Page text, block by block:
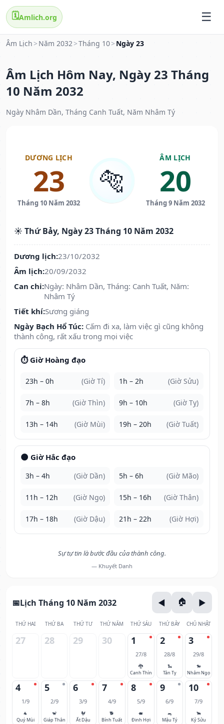
🗓️Amlich.org
Âm Lịch > Năm 2032>Tháng 10> Ngày 23
Âm Lịch Hôm Nay, Ngày 23 Tháng
10 Năm 2032
Ngày Nhâm Dần, Tháng Canh Tuất, Năm Nhâm Tý
DƯƠNG LỊCH
23
Tháng 10 Năm 2032
🐅
ÂM LỊCH
20
Tháng 9 Năm 2032
☀️ Thứ Bảy, Ngày 23 Tháng 10 Năm 2032
Dương lịch:23/10/2032
Âm lịch:20/09/2032
Can chi:Ngày: Nhâm Dần, Tháng: Canh Tuất, Năm:
Nhâm Tý
Tiết khí:Sương giáng
Ngày Bạch Hổ Túc: Cấm đi xa, làm việc gì cũng không
thành công, rất xấu trong mọi việc
⏱️ Giờ Hoàng đạo
23h – 0h (Giờ Tí) 1h – 2h (Giờ Sửu)
7h – 8h (Giờ Thìn) 9h – 10h (Giờ Tỵ)
13h – 14h (Giờ Mùi) 19h – 20h (Giờ Tuất)
🌑 Giờ Hắc đạo
3h – 4h (Giờ Dần) 5h – 6h (Giờ Mão)
11h – 12h (Giờ Ngọ) 15h – 16h (Giờ Thân)
17h – 18h (Giờ Dậu) 21h – 22h (Giờ Hợi)
Sự tự tin là bước đầu của thành công.
— Khuyết Danh
Lịch Tháng 10 Năm 2032
THỨ HAI THỨ BA THỨ TƯ THỨ NĂM THỨ SÁU THỨ BẢY CHỦ NHẬT
27 28 29 30 1
27/8
🐉
Canh Thìn
2
28/8
🐍
Tân Tỵ
3
29/8
🐎
Nhâm Ngọ
4
1/9
🐐
Quý Mùi
5
2/9
🐒
Giáp Thân
6
3/9
🐓
Ất Dậu
7
4/9
🐕
Bính Tuất
8
5/9
🐖
Đinh Hợi
9
6/9
🐀
Mậu Tý
10
7/9
🐂
Kỷ Sửu